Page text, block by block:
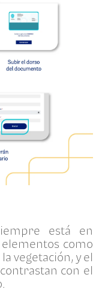
está en
como
vegetación, y el
con el